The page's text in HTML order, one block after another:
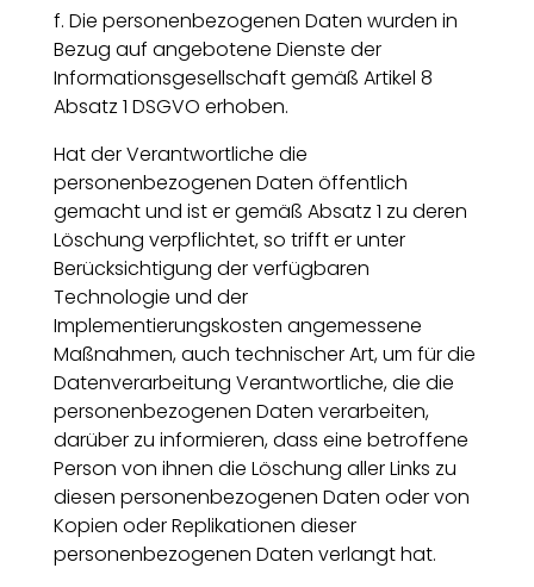
f. Die personenbezogenen Daten wurden in
Bezug auf angebotene Dienste der
Informationsgesellschaft gemäß Artikel 8
Absatz 1 DSGVO erhoben.
Hat der Verantwortliche die
personenbezogenen Daten öffentlich
gemacht und ist er gemäß Absatz 1 zu deren
Löschung verpflichtet, so trifft er unter
Berücksichtigung der verfügbaren
Technologie und der
Implementierungskosten angemessene
Maßnahmen, auch technischer Art, um für die
Datenverarbeitung Verantwortliche, die die
personenbezogenen Daten verarbeiten,
darüber zu informieren, dass eine betroffene
Person von ihnen die Löschung aller Links zu
diesen personenbezogenen Daten oder von
Kopien oder Replikationen dieser
personenbezogenen Daten verlangt hat.